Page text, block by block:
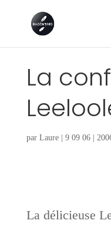
La
par Laure| 9 09 06|
La délicieuse